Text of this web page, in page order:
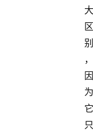
大
区
别
，
因
为
它
只